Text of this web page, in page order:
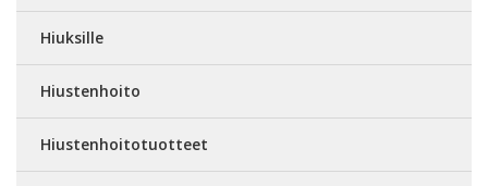
Hiuksille
Hiustenhoito
Hiustenhoitotuotteet